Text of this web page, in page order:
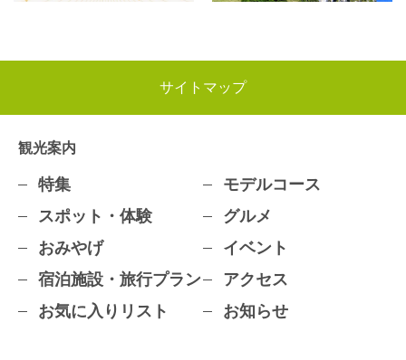
サイトマップ
観光案内
特集
モデルコース
スポット・体験
グルメ
おみやげ
イベント
宿泊施設・旅行プラン
アクセス
お気に入りリスト
お知らせ